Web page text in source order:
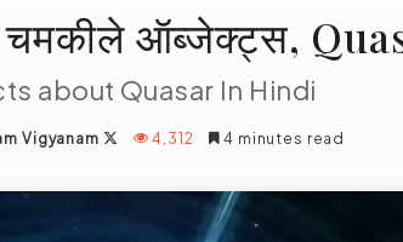
चमकीले ऑब्जेक्ट्स,
about Quasar In Hindi
Vigyanam
Follow
X
4,312 4 minutes read